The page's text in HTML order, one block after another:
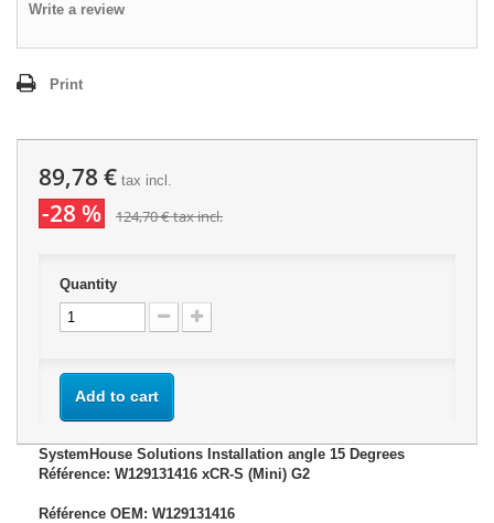
Write a review
Print
89,78 € tax incl.
-28 % 124,70 €tax incl.
Quantity
Add to cart
SystemHouse Solutions Installation angle 15 Degrees
Référence: W129131416 xCR-S (Mini) G2
Référence OEM: W129131416